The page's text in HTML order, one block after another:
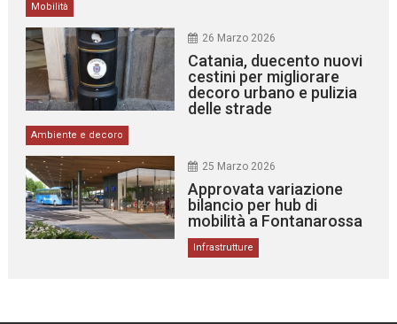
Mobilità
26 Marzo 2026
Catania, duecento nuovi
cestini per migliorare
decoro urbano e pulizia
delle strade
Ambiente e decoro
25 Marzo 2026
Approvata variazione
bilancio per hub di
mobilità a Fontanarossa
Infrastrutture